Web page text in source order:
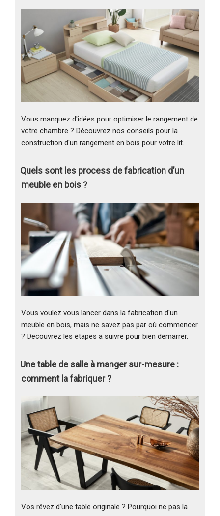
Vous manquez d'idées pour optimiser le rangement de
votre chambre ? Découvrez nos conseils pour la
construction d'un rangement en bois pour votre lit.
Quels sont les process de fabrication d’un
meuble en bois ?
Vous voulez vous lancer dans la fabrication d'un
meuble en bois, mais ne savez pas par où commencer
? Découvrez les étapes à suivre pour bien démarrer.
Une table de salle à manger sur-mesure :
comment la fabriquer ?
Vos rêvez d'une table originale ? Pourquoi ne pas la